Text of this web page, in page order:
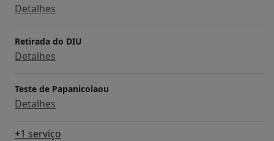
Detalhes
Retirada do DIU
Detalhes
Teste de Papanicolaou
Detalhes
+1 serviço